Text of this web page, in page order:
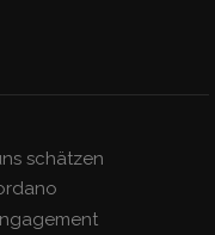
schätzen